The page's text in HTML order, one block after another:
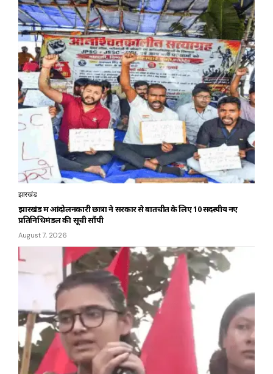
झारखंड
झारखंड में आंदोलनकारी छात्रों ने सरकार से बातचीत के लिए 10 सदस्यीय नए
प्रतिनिधिमंडल की सूची सौंपी
August 7, 2026